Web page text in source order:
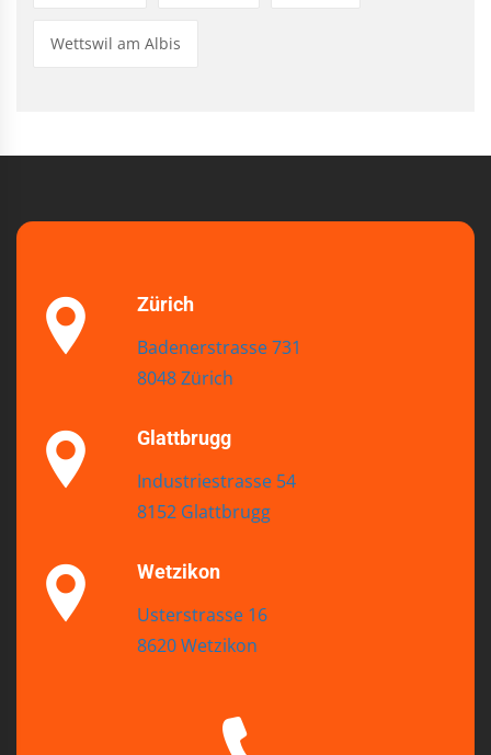
Wettswil am Albis
Zürich
Badenerstrasse 731
8048 Zürich
Glattbrugg
Industriestrasse 54
8152 Glattbrugg
Wetzikon
Usterstrasse 16
8620 Wetzikon